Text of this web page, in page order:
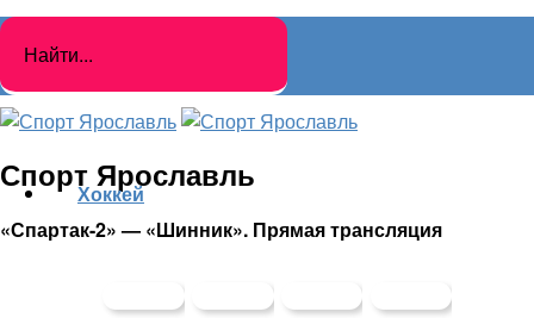
Спорт Ярославль
«Спартак-2» — «Шинник». Прямая трансляция
Хоккей